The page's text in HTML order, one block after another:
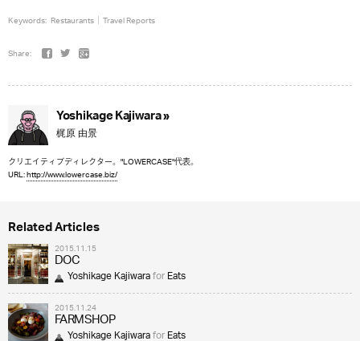
Keywords: Restaurants Travel Reports
Share:
Yoshikage Kajiwara »
梶原 由景
クリエイティブディレクター。"LOWERCASE"代表。
URL:http://www.lowercase.biz/
Related Articles
2015.11.15
DOC
Yoshikage KajiwaraforEats
2015.11.24
FARMSHOP
Yoshikage KajiwaraforEats